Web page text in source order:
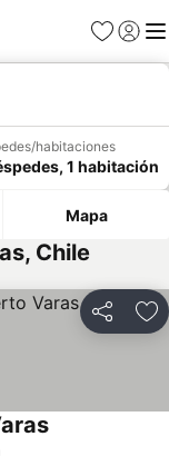
Favoritos
Iniciar
habitaciones
1 habitación
Mapa
Chile
Compartir
Ver precios